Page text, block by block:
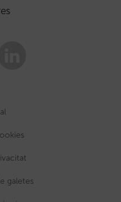
galetes